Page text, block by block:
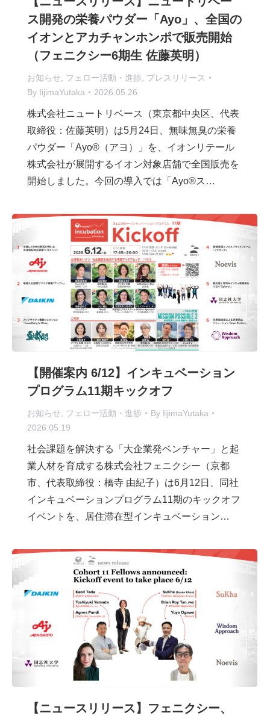
ス開発の栄養パウダー「Ayo」、全国の
イオンとアカチャンホンポで販売開始
（フェニクシー6期生 佐藤英明）
お知らせ フェロー活動・進捗
プレスリリース
By IijimaYutaka 2026.05.26
株式会社ニュートリベース（東京都中央区、代表
取締役：佐藤英明）は5月24日、無味無臭の栄養
パウダー「Ayo®（アヨ）」を、イオンリテール
株式会社が展開するイオン対象店舗で全国販売を
開始しました。今回の導入では「Ayo®ス…
【開催案内 6/12】インキュベーション
プログラム11期キックオフ
お知らせ フェロー活動・進捗 By IijimaYutaka
2026.05.19
社会課題を解決する「大企業発ベンチャー」と起
業人材を育成する株式会社フェニクシー（京都
市、代表取締役：橋寺 由紀子）は6月12日、同社
インキュベーションプログラム11期のキックオフ
イベントを、居住滞在型インキュベーション…
【ニュースリリース】フェニクシー、